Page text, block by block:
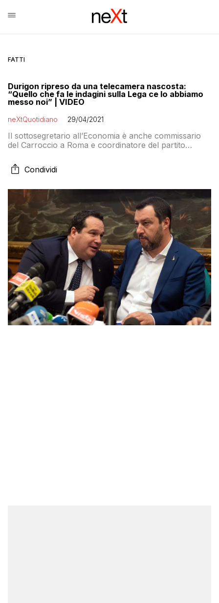
FATTI
Durigon ripreso da una telecamera nascosta:
“Quello che fa le indagini sulla Lega ce lo abbiamo
messo noi” | VIDEO
neXtQuotidiano 29/04/2021
Il sottosegretario all’Economia è anche commissario
del Carroccio a Roma e coordinatore del partito
sue “confessioni” sulla vicenda dei 49 milioni di euro
sequestrati
Condividi